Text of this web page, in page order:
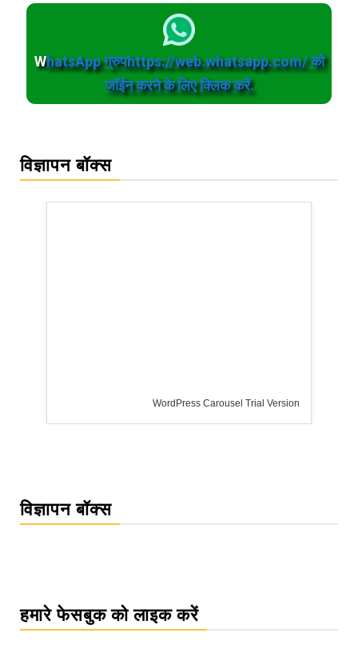
WhatsApp ग्रुपhttps://web.whatsapp.com/ को
जॉईन करने के लिए क्लिक करें.
विज्ञापन बॉक्स
WordPress Carousel Trial Version
विज्ञापन बॉक्स
हमारे फेसबुक को लाइक करें